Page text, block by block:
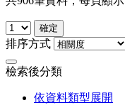
排序方式
檢索後分類
依資料類型展開